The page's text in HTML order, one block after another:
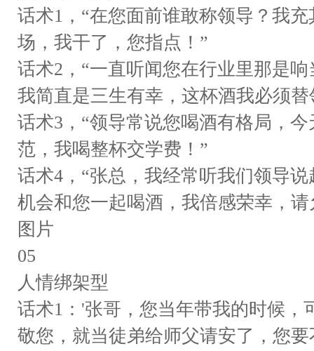
话术1，“在您面前谁敢称领导？我
场，我干了，您指点！”
话术2，“一直听闻您在行业里那是
我简直是三生有幸，这杯酒我必须
话术3，“领导常说您喝酒有格局，
范，我喝整杯交学费！”
话术4，“张总，我经常听我们领导
机会和您一起喝酒，我倍感荣幸，
图片
05
人情绑架型
话术1：'张哥，您当年带我的时候
敬您，就当徒弟给师父请安了，您